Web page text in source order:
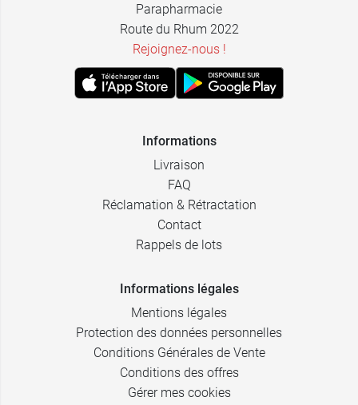
Parapharmacie
Route du Rhum 2022
Rejoignez-nous !
Informations
Livraison
FAQ
Réclamation & Rétractation
Contact
Rappels de lots
Informations légales
Mentions légales
Protection des données personnelles
Conditions Générales de Vente
Conditions des offres
Gérer mes cookies